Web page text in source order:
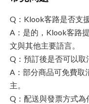
Q：Klook客路是否支
A：是的，Klook客路
文與其他主要語言。
Q：預訂後是否可以取
A：部分商品可免費取
主。
Q：配送與發票方式為